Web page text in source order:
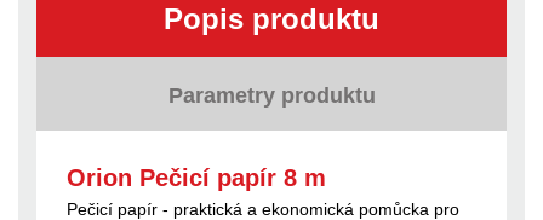
Popis produktu
Parametry produktu
Orion Pečicí papír 8 m
Pečicí papír - praktická a ekonomická pomůcka pro